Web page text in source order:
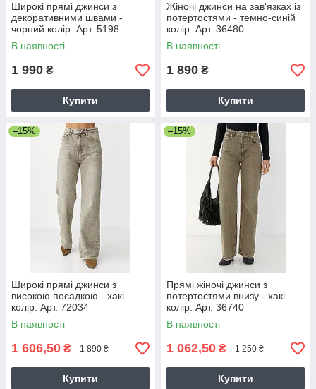
Широкі прямі джинси з
декоративними швами -
чорний колір. Арт. 5198
В наявності
1 990 ₴
Купити
Жіночі джинси на зав'язках із
потертостями - темно-синій
колір. Арт. 36480
В наявності
1 890 ₴
Купити
–15%
Широкі прямі джинси з
високою посадкою - хакі
колір. Арт. 72034
В наявності
1 606,50 ₴ 1 890 ₴
Купити
–15%
Прямі жіночі джинси з
потертостями внизу - хакі
колір. Арт. 36740
В наявності
1 062,50 ₴ 1 250 ₴
Купити